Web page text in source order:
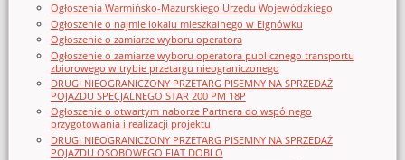
Ogłoszenia Warmińsko-Mazurskiego Urzędu Wojewódzkiego
Ogłoszenie o najmie lokalu mieszkalnego w Elgnówku
Ogłoszenie o zamiarze wyboru operatora
Ogłoszenie o zamiarze wyboru operatora publicznego transportu
zbiorowego w trybie przetargu nieograniczonego
DRUGI NIEOGRANICZONY PRZETARG PISEMNY NA SPRZEDAŻ
POJAZDU SPECJALNEGO STAR 200 PM 18P
Ogłoszenie o otwartym naborze Partnera do wspólnego
przygotowania i realizacji projektu
DRUGI NIEOGRANICZONY PRZETARG PISEMNY NA SPRZEDAŻ
POJAZDU OSOBOWEGO FIAT DOBLO